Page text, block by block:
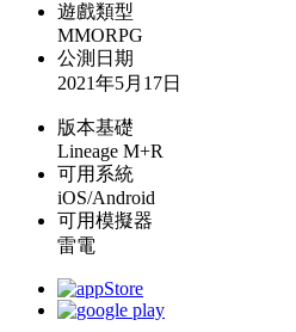
遊戲類型
MMORPG
公測日期
2021年5月17日
版本基礎
Lineage M+R
可用系統
iOS/Android
可用模擬器
雷電